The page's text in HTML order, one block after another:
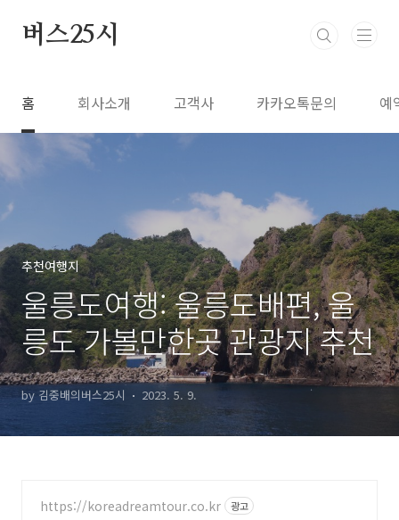
버스25시
홈 회사소개 고객사 카카오톡문의 예
추천여행지
울릉도여행: 울릉도배편, 울
릉도 가볼만한곳 관광지 추천
by 김중배의버스25시 2023. 5. 9.
https://koreadreamtour.co.kr 광고